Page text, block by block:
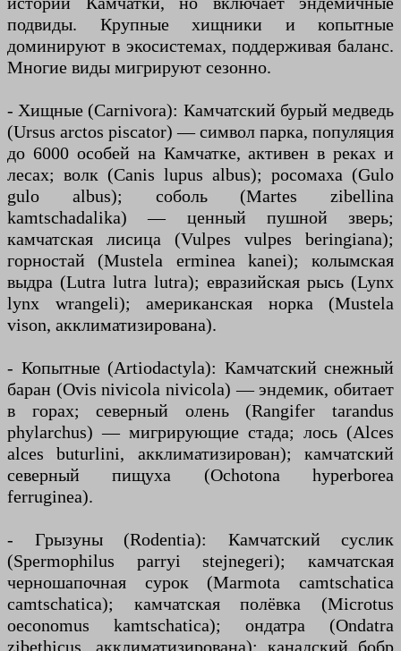
подвиды. Крупные хищники и копытные
доминируют в экосистемах, поддерживая баланс.
Многие виды мигрируют сезонно.
- Хищные (Carnivora): Камчатский бурый медведь
(Ursus arctos piscator) — символ парка, популяция
до 6000 особей на Камчатке, активен в реках и
лесах; волк (Canis lupus albus); росомаха (Gulo
gulo albus); соболь (Martes zibellina
kamtschadalika) — ценный пушной зверь;
камчатская лисица (Vulpes vulpes beringiana);
горностай (Mustela erminea kanei); колымская
выдра (Lutra lutra lutra); евразийская рысь (Lynx
lynx wrangeli); американская норка (Mustela
vison, акклиматизирована).
- Копытные (Artiodactyla): Камчатский снежный
баран (Ovis nivicola nivicola) — эндемик, обитает
в горах; северный олень (Rangifer tarandus
phylarchus) — мигрирующие стада; лось (Alces
alces buturlini, акклиматизирован); камчатский
северный пищуха (Ochotona hyperborea
ferruginea).
- Грызуны (Rodentia): Камчатский суслик
(Spermophilus parryi stejnegeri); камчатская
черношапочная сурок (Marmota camtschatica
camtschatica); камчатская полёвка (Microtus
oeconomus kamtschatica); ондатра (Ondatra
zibethicus, акклиматизирована); канадский бобр